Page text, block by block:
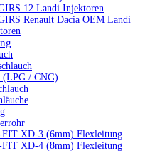
12 Landi Injektoren
Renault Dacia OEM Landi
(LPG / CNG)
FIT XD-3 (6mm) Flexleitung
FIT XD-4 (8mm) Flexleitung